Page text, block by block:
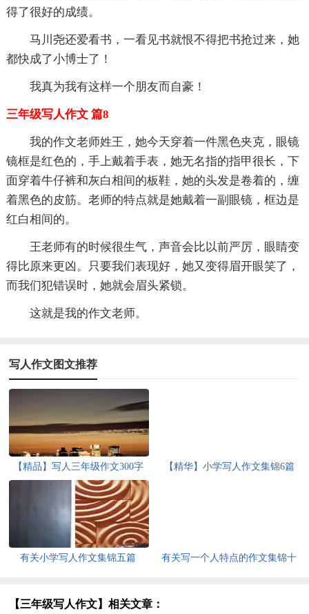
得了很好的成绩。
马川尧还爱看书，一看见书就恨不得把书抢过来，她
都快成了小博士了！
我真为我有这样一个朋友而自豪！
三年级写人作文 篇8
我的作文老师姓王，她今天穿着一件黑色夹克，眼镜
镜框是红色的，手上戴着手表，她无名指的指甲很长，下
面穿着牛仔裤和灰白相间的板鞋，她的头发是卷着的，缠
着黑色的皮筋。老师的特点就是她戴着一副眼镜，框边是
红白相间的。
王老师有的时候很生气，声音会比以前严厉，眼睛变
得比原来更凶。只要我们表现好，她又变得眉开眼笑了，
而我们犯错误时，她就会眉头紧锁。
这就是我的作文老师。
写人作文图文推荐
【精品】写人三年级作文300字
汇编九篇
【精华】小学写人作文集锦6篇
有关小学写人作文集锦五篇
有关写一个人特点的作文集锦十
【三年级写人作文】相关文章：